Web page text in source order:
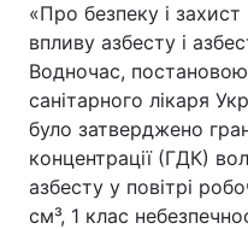
«Про безпеку і захист
впливу азбесту і
Водночас,
санітарного лікаря
було затверджено
концентрації (ГДК)
азбесту у повітрі
см³, 1 клас